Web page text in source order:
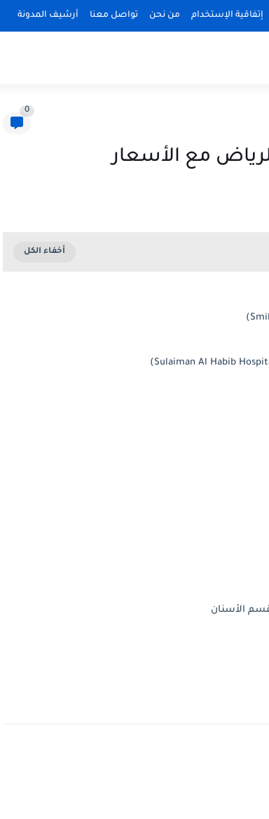
إتفاقية الإستخدام من نحن تواصل معنا أرشيف المدونة
0